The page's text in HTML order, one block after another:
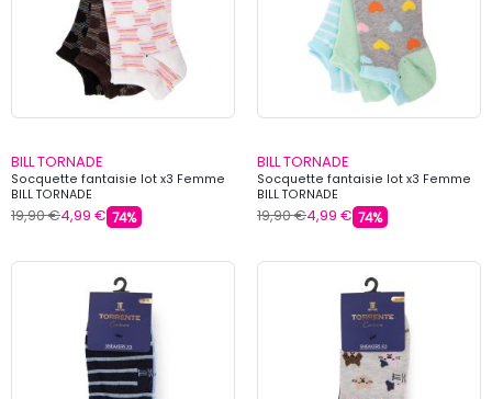
BILL TORNADE
Socquette fantaisie lot x3 Femme
BILL TORNADE
19,90 €4,99 € 74%
BILL TORNADE
Socquette fantaisie lot x3 Femme
BILL TORNADE
19,90 €4,99 € 74%